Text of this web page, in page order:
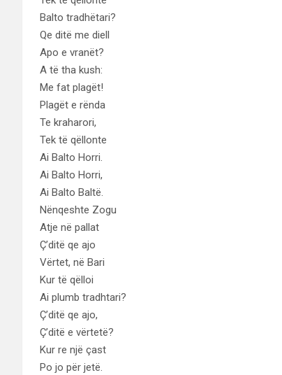
Balto tradhëtari?
Qe ditë me diell
Apo e vranët?
A të tha kush:
Me fat plagët!
Plagët e rënda
Te kraharori,
Tek të qëllonte
Ai Balto Horri.
Ai Balto Horri,
Ai Balto Baltë.
Nënqeshte Zogu
Atje në pallat
Ç’ditë qe ajo
Vërtet, në Bari
Kur të qëlloi
Ai plumb tradhtari?
Ç’ditë qe ajo,
Ç’ditë e vërtetë?
Kur re një çast
Po jo për jetë.